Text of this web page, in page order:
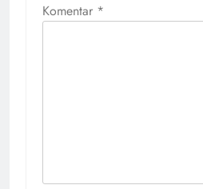
Komentar *